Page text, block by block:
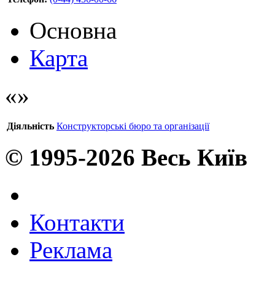
Основна
Карта
Діяльність Конструкторські бюро та організації
© 1995-2026 Весь Київ
Контакти
Реклама